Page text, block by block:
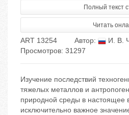
Полный текст
Читать
ART 13254 Автор:
И. В.
Просмотров: 31297
Изучение последствий
тяжелых металлов и
природной среды в настоящее
исключительно важное